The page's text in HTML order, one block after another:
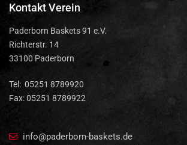
Kontakt Verein
Paderborn Baskets 91 e.V.
Richterstr. 14
33100 Paderborn
Tel: 05251 8789920
Fax: 05251 8789922
info@paderborn-baskets.de